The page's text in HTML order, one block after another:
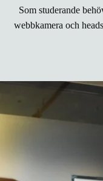
Som studerande
webbkamera och